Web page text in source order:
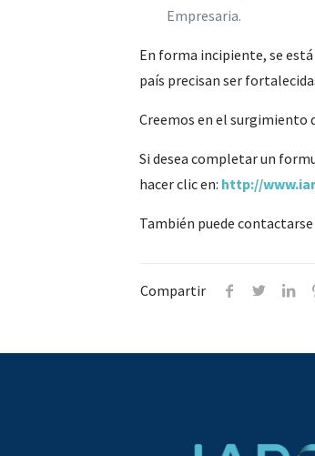
Empresaria.
En forma incipiente, se
país precisan ser
Creemos en el surgimiento
Si desea completar un
hacer clic en: http://
También puede
Compartir